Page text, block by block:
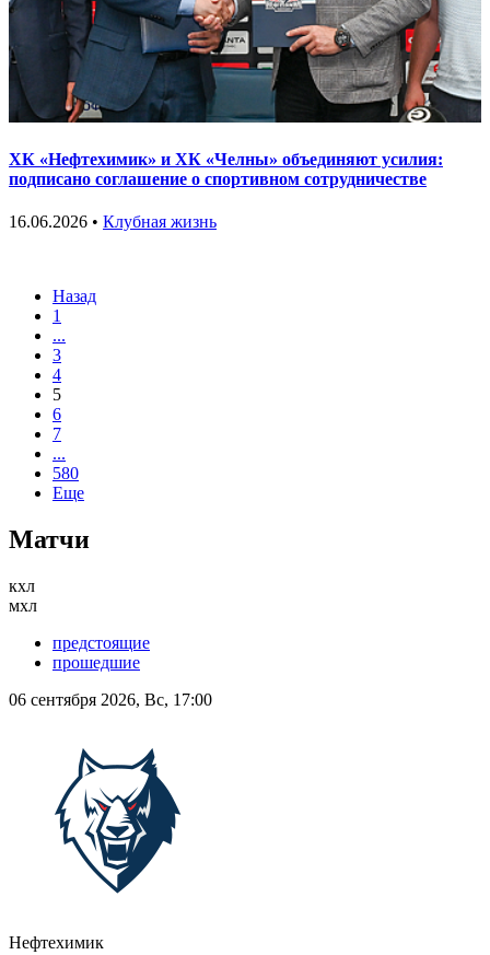
ХК «Нефтехимик» и ХК «Челны» объединяют усилия:
подписано соглашение о спортивном сотрудничестве
16.06.2026 • Клубная жизнь
Назад
1
...
3
4
5
6
7
...
580
Еще
Матчи
кхл
мхл
предстоящие
прошедшие
06 сентября 2026, Вс, 17:00
Нефтехимик